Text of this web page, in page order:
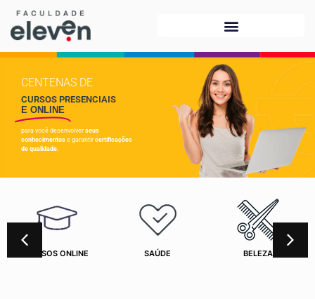
CENTENAS DE
CURSOS PRESENCIAIS
E ONLINE
para você desenvolver seus
conhecimentos e garantir certificações
de qualidade.
CURSOS ONLINE SAÚDE BELEZA